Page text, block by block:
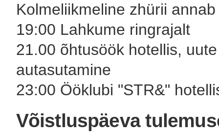
Kolmeliikmeline zhürii
19:00 Lahkume ringrajalt
21.00 õhtusöök hotellis,
autasutamine
23:00 Ööklubi "STR&"
Võistluspäeva